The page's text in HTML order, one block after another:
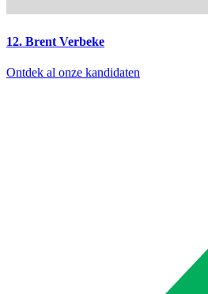
12. Brent Verbeke
Ontdek al onze kandidaten